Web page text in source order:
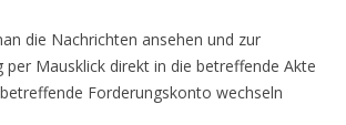
die Nachrichten ansehen und zur
per Mausklick direkt in die betreffende Akte
Forderungskonto wechseln